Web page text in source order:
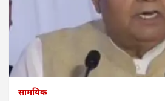
सामयिक